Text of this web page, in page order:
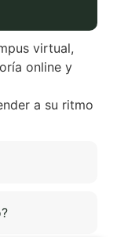
virtual,
online y
a su ritmo